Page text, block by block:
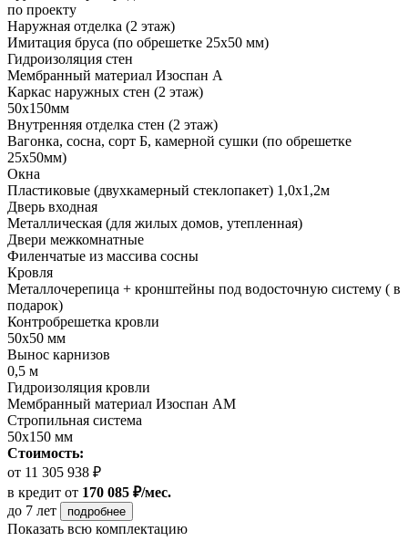
по проекту
Наружная отделка (2 этаж)
Имитация бруса (по обрешетке 25х50 мм)
Гидроизоляция стен
Мембранный материал Изоспан А
Каркас наружных стен (2 этаж)
50х150мм
Внутренняя отделка стен (2 этаж)
Вагонка, сосна, сорт Б, камерной сушки (по обрешетке
25х50мм)
Окна
Пластиковые (двухкамерный стеклопакет) 1,0х1,2м
Дверь входная
Металлическая (для жилых домов, утепленная)
Двери межкомнатные
Филенчатые из массива сосны
Кровля
Металлочерепица + кронштейны под водосточную систему ( в
подарок)
Контробрешетка кровли
50х50 мм
Вынос карнизов
0,5 м
Гидроизоляция кровли
Мембранный материал Изоспан АМ
Стропильная система
50х150 мм
Стоимость:
от 11 305 938 ₽
в кредит от 170 085 ₽/мес.
до 7 лет
подробнее
Показать всю комплектацию